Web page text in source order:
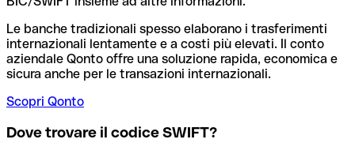
Le banche tradizionali spesso elaborano i trasferimenti
internazionali lentamente e a costi più elevati. Il conto
aziendale Qonto offre una soluzione rapida, economica e
sicura anche per le transazioni internazionali.
Scopri Qonto
Dove trovare il codice SWIFT?